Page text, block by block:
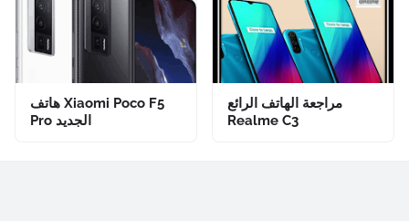
هاتف Xiaomi Poco F5
Pro الجديد
مراجعة الهاتف الرائع
Realme C3